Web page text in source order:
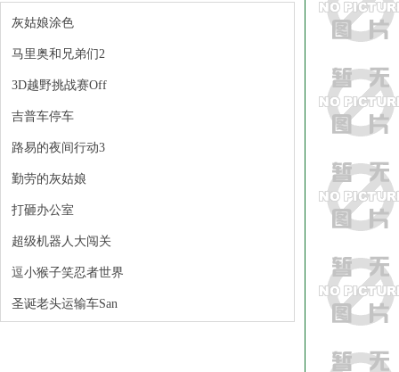
灰姑娘涂色
马里奥和兄弟们2
3D越野挑战赛Off
吉普车停车
路易的夜间行动3
勤劳的灰姑娘
打砸办公室
超级机器人大闯关
逗小猴子笑忍者世界
圣诞老头运输车San